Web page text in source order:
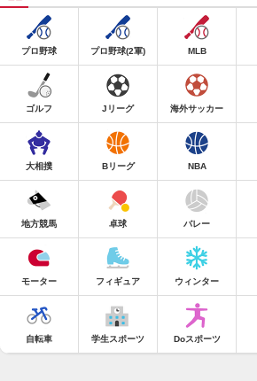
プロ野球 プロ野球(2軍) MLB
ゴルフ Jリーグ 海外サッカー
大相撲 Bリーグ NBA
地方競馬 卓球 バレー
モーター フィギュア ウィンター
自転車 学生スポーツ Doスポーツ